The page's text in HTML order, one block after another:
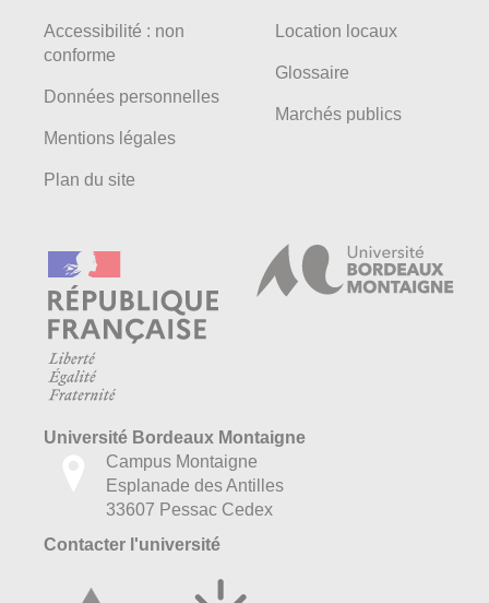
Accessibilité : non
conforme
Données personnelles
Mentions légales
Plan du site
Location locaux
Glossaire
Marchés publics
Université Bordeaux Montaigne
Campus Montaigne
Esplanade des Antilles
33607 Pessac Cedex
Contacter l'université